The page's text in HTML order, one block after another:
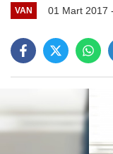
VAN 01 Mart 2017